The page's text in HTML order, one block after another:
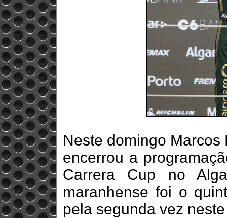
Neste domingo
encerrou a
Carrera Cup no
maranhense foi o
pela segunda vez